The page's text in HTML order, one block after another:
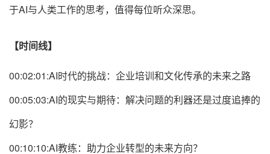
于AI与人类工作的思考，值得每位听众深思。
【时间线】
00:02:01:AI时代的挑战：企业培训和文化传承的未来之路
00:05:03:AI的现实与期待：解决问题的利器还是过度追捧的
幻影？
00:10:10:AI教练：助力企业转型的未来方向？